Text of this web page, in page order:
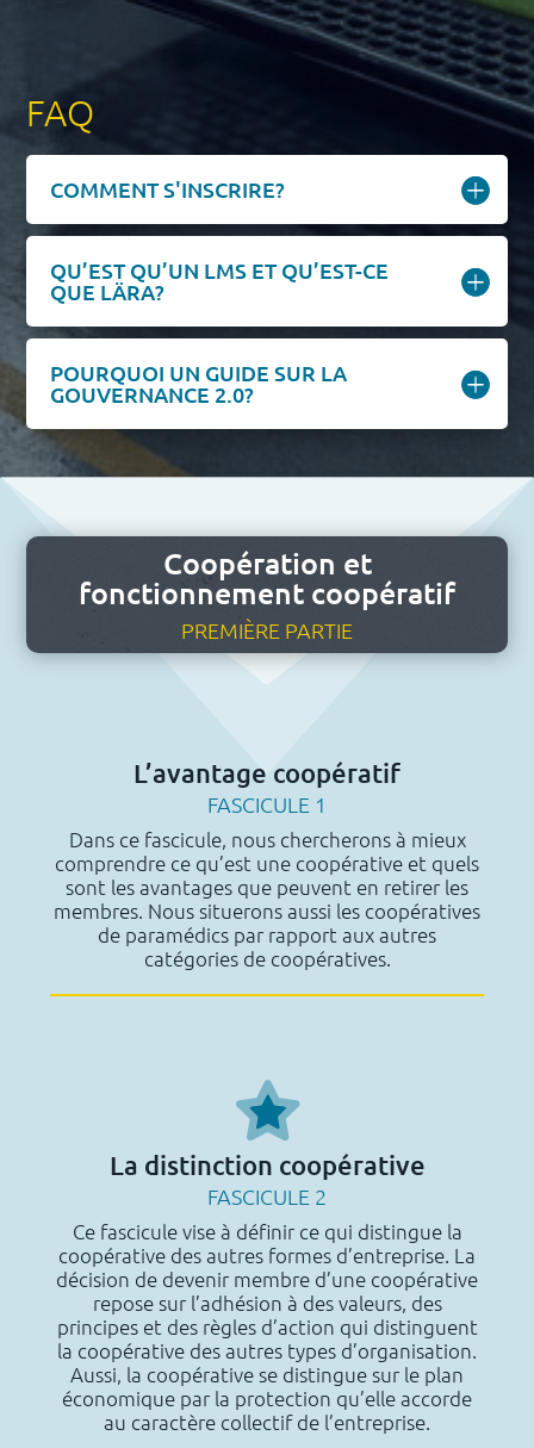
FAQ
COMMENT S'INSCRIRE?
QU’EST QU’UN LMS ET QU’EST-CE
QUE LÄRA?
POURQUOI UN GUIDE SUR LA
GOUVERNANCE 2.0?
Coopération et
fonctionnement coopératif
PREMIÈRE PARTIE
L’avantage coopératif
FASCICULE 1
Dans ce fascicule, nous chercherons à mieux
comprendre ce qu’est une coopérative et quels
sont les avantages que peuvent en retirer les
membres. Nous situerons aussi les coopératives
de paramédics par rapport aux autres
catégories de coopératives.
La distinction coopérative
FASCICULE 2
Ce fascicule vise à définir ce qui distingue la
coopérative des autres formes d’entreprise. La
décision de devenir membre d’une coopérative
repose sur l’adhésion à des valeurs, des
principes et des règles d’action qui distinguent
la coopérative des autres types d’organisation.
Aussi, la coopérative se distingue sur le plan
économique par la protection qu’elle accorde
au caractère collectif de l’entreprise.